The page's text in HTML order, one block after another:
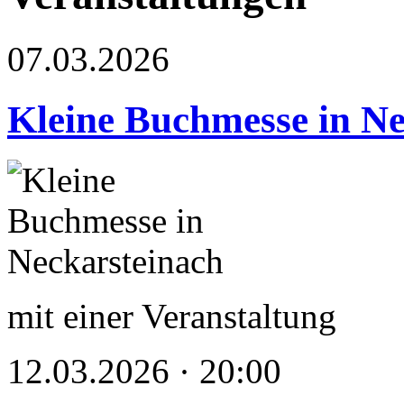
07.03.2026
Kleine Buchmesse in
mit einer Veranstaltung
12.03.2026 · 20:00